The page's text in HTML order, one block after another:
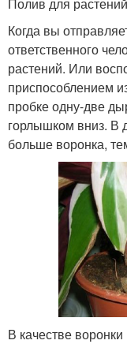
Когда вы
ответственного
растений. Или
приспособлением
пробке одну-две
горлышком вниз. В
больше воронка,
В качестве воронки